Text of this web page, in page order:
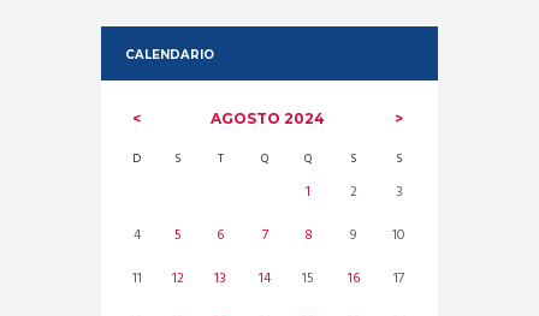
CALENDARIO
AGOSTO 2024
D S T Q Q S S
1 2
3
4
5 6 7 8 9
10
11
12 13 14 15 16
17